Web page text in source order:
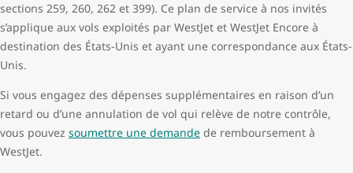
sections 259, 260, 262 et 399). Ce plan de service à nos invités
s’applique aux vols exploités par WestJet et WestJet Encore à
destination des États-Unis et ayant une correspondance aux États-
Unis.
Si vous engagez des dépenses supplémentaires en raison d’un
retard ou d’une annulation de vol qui relève de notre contrôle,
vous pouvez soumettre une demande de remboursement à
WestJet.